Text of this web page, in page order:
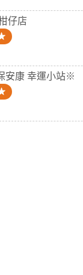
仔店
安康 幸運小站※